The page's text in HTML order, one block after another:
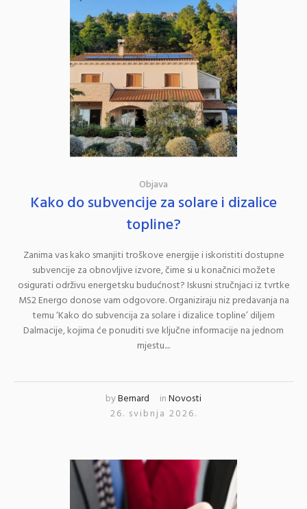
Objava
Kako do subvencije za solare i dizalice
topline?
Zanima vas kako smanjiti troškove energije i iskoristiti dostupne
subvencije za obnovljive izvore, čime si u konačnici možete
osigurati održivu energetsku budućnost? Iskusni stručnjaci iz tvrtke
MS2 Energo donose vam odgovore. Organiziraju niz predavanja na
temu ‘Kako do subvencija za solare i dizalice topline’ diljem
Dalmacije, kojima će ponuditi sve ključne informacije na jednom
mjestu....
byBernard inNovosti
26. svibnja 2026.